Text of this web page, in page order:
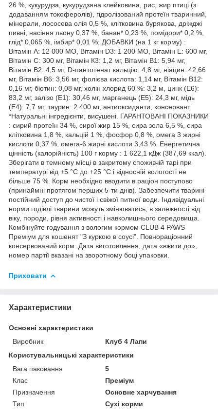
26 %, кукурудза, кукурудзяна клейковина, рис, жир птиці (з
додаванням токоферолів), гідролізований протеїн тваринний,
мінерали, лососева олія 0,5 %, клітковина бурякова, дріжджі
пивні, насіння льону 0,37 %, банан* 0,23 %, помідори* 0,2 %,
глід* 0,065 %, імбир* 0,01 %; ДОБАВКИ (на 1 кг корму) :
Вітамін А: 12 000 МО, Вітамін D3: 1 200 МО, Вітамін Е: 600 мг,
Вітамін С: 300 мг, Вітамін К3: 1,2 мг, Вітамін В1: 5,94 мг,
Вітамін В2: 4,5 мг, D-пантотенат кальцію: 4,8 мг, ніацин: 42,66
мг, Вітамін В6: 3,56 мг, фолієва кислота: 1,14 мг, Вітамін В12:
0,16 мг, біотин: 0,08 мг, холін хлорид 60 %: 3,2 м, цинк (Е6):
83,2 мг, залізо (Е1): 30,46 мг, марганець (Е5): 24,3 мг, мідь
(Е4): 7,7 мг, таурин: 2 400 мг, антиоксиданти, консервант.
*Натуральні інгредієнти, висушені. ГАРАНТОВАНІ ПОКАЗНИКИ
: сирий протеїн 34 %, сирої жир 15 %, сира зола 6,5 %, сира
клітковина 1,8 %, кальцій 1 %, фосфор 0,8 %, омега 3 жирні
кислоти 0,37 %, омега-6 жирні кислоти 3,43 %. Енергетична
цінність (калорійність) 100 г корму : 1 622,1 кДж (387,69 ккал).
Зберігати в темному місці в закритому споживчій тарі при
температурі від +5 °С до +25 °С і відносній вологості не
більше 75 %. Корм необхідно вводити в раціон поступово
(принаймні протягом перших 5-ти днів). Забезпечити тварині
постійний доступ до чистої і свіжої питної води. Індивідуальні
норми годівлі тварини можуть змінюватись, в залежності від
віку, породи, рівня активності і навколишнього середовища.
Комбінуйте годування з вологим кормом CLUB 4 PAWS
Преміум для кошенят "З куркою в соусі". Повнораціонний
консервований корм. Дата виготовлення, дата «вжити до»,
номер партії вказані на зворотному боці упаковки.
Приховати
Характеристики
Основні характеристики
Виробник
Клуб 4 Лапи
Користувальницькі характеристики
Вага паковання
5
Клас
Преміум
Призначення
Основне харчування
Тип
Сухі корми